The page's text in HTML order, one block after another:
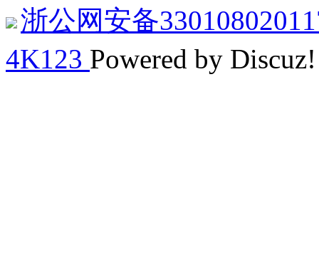
浙公网安备
4K123 Powered by